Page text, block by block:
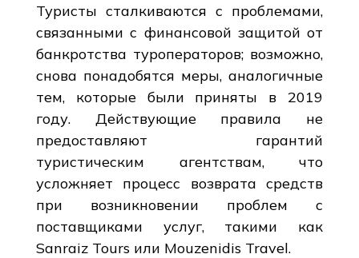
Туристы сталкиваются с проблемами,
связанными с финансовой защитой от
банкротства туроператоров; возможно,
снова понадобятся меры, аналогичные
тем, которые были приняты в 2019
году. Действующие правила не
предоставляют гарантий
туристическим агентствам, что
усложняет процесс возврата средств
при возникновении проблем с
поставщиками услуг, такими как
Sanraiz Tours или Mouzenidis Travel.